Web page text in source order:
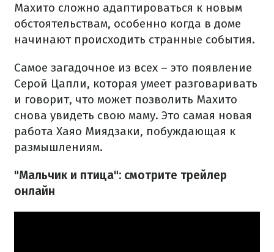
Махито сложно адаптироваться к новым
обстоятельствам, особенно когда в доме
начинают происходить странные события.
Самое загадочное из всех – это появление
Серой Цапли, которая умеет разговаривать
и говорит, что может позволить Махито
снова увидеть свою маму. Это самая новая
работа Хаяо Миядзаки, побуждающая к
размышлениям.
"Мальчик и птица": смотрите трейлер
онлайн